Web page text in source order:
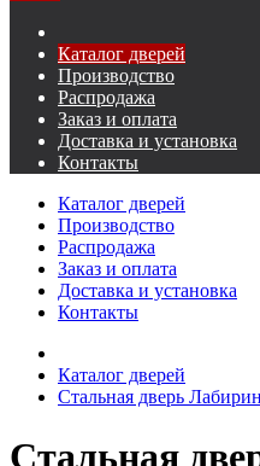
Каталог дверей
Производство
Распродажа
Заказ и оплата
Доставка и установка
Контакты
Каталог дверей
Производство
Распродажа
Заказ и оплата
Доставка и установка
Контакты
Каталог дверей
Стальная дверь
Стальная